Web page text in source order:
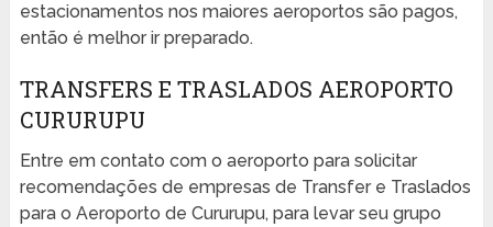
estacionamentos nos maiores aeroportos são pagos,
então é melhor ir preparado.
TRANSFERS E TRASLADOS AEROPORTO
CURURUPU
Entre em contato com o aeroporto para solicitar
recomendações de empresas de Transfer e Traslados
para o Aeroporto de Cururupu, para levar seu grupo